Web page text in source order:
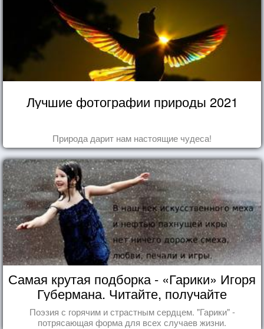
Лучшие фотографии природы 2021
Природа дарит нам настоящие чудеса!
Самая крутая подборка - «Гарики» Игоря
Губермана. Читайте, получайте
удовольствие!
Поэзия с горячим и страстным сердцем. "Гарики" -
потрясающая форма для всех случаев жизни.